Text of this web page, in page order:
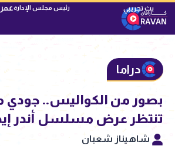
رئيس مجلس الإدارة
دراما
بصور من الكواليس..
تنتظر عرض مسلسل أندر
شاهيناز شعبان